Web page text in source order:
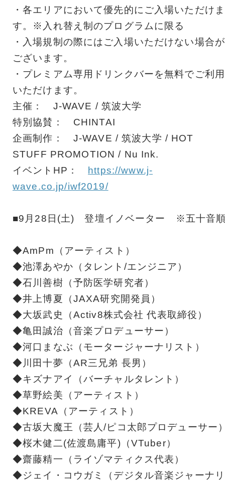
・各エリアにおいて優先的にご入場いただけま
す。※入れ替え制のプログラムに限る
・入場規制の際にはご入場いただけない場合が
ございます。
・プレミアム専用ドリンクバーを無料でご利用
いただけます。
主催： J-WAVE / 筑波大学
特別協賛： CHINTAI
企画制作： J-WAVE / 筑波大学 / HOT
STUFF PROMOTION / Nu Ink.
イベントHP：
https://www.j-
wave.co.jp/iwf2019/
■9月28日(土) 登壇イノベーター ※五十音
◆AmPm（アーティスト）
◆池澤あやか（タレント/エンジニア）
◆石川善樹（予防医学研究者）
◆井上博夏（JAXA研究開発員）
◆大坂武史（Activ8株式会社 代表取締役）
◆亀田誠治（音楽プロデューサー）
◆河口まなぶ（モータージャーナリスト）
◆川田十夢（AR三兄弟 長男）
◆キズナアイ（バーチャルタレント）
◆草野絵美（アーティスト）
◆KREVA（アーティスト）
◆古坂大魔王（芸人/ピコ太郎プロデューサー
◆桜木健二(佐渡島庸平)（VTuber）
◆齋藤精一（ライゾマティクス代表）
◆ジェイ・コウガミ（デジタル音楽ジャーナリ